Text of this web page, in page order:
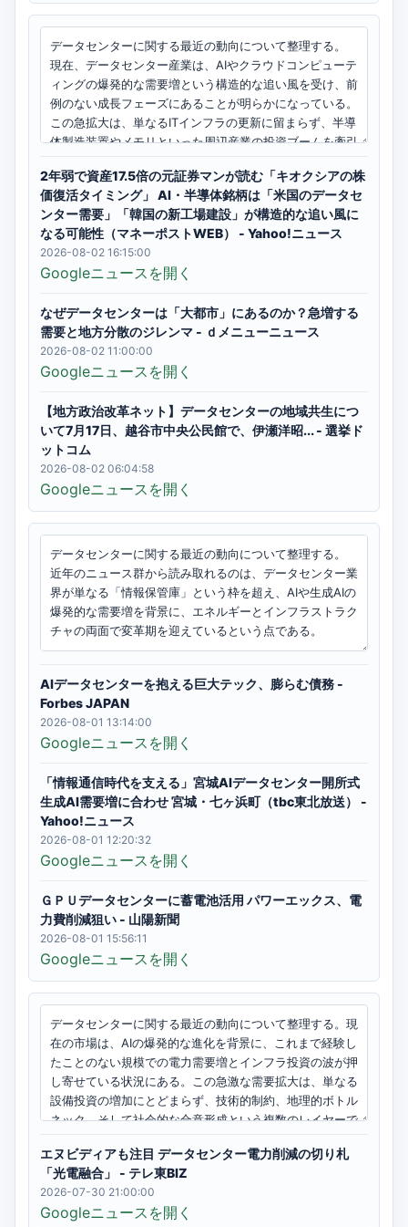
2年弱で資産17.5倍の元証券マンが読む「キオクシアの株
価復活タイミング」 AI・半導体銘柄は「米国のデータセ
ンター需要」「韓国の新工場建設」が構造的な追い風に
なる可能性（マネーポストWEB） - Yahoo!ニュース
2026-08-02 16:15:00
Googleニュースを開く
なぜデータセンターは「大都市」にあるのか？急増する
需要と地方分散のジレンマ - ｄメニューニュース
2026-08-02 11:00:00
Googleニュースを開く
【地方政治改革ネット】データセンターの地域共生につ
いて7月17日、越谷市中央公民館で、伊瀬洋昭... - 選挙ド
ットコム
2026-08-02 06:04:58
Googleニュースを開く
AIデータセンターを抱える巨大テック、膨らむ債務 -
Forbes JAPAN
2026-08-01 13:14:00
Googleニュースを開く
「情報通信時代を支える」宮城AIデータセンター開所式
生成AI需要増に合わせ 宮城・七ヶ浜町（tbc東北放送） -
Yahoo!ニュース
2026-08-01 12:20:32
Googleニュースを開く
ＧＰＵデータセンターに蓄電池活用 パワーエックス、電
力費削減狙い - 山陽新聞
2026-08-01 15:56:11
Googleニュースを開く
エヌビディアも注目 データセンター電力削減の切り札
「光電融合」 - テレ東BIZ
2026-07-30 21:00:00
Googleニュースを開く